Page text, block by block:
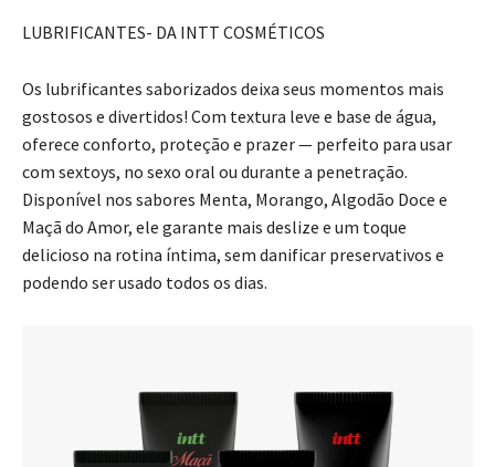
LUBRIFICANTES- DA INTT COSMÉTICOS
Os lubrificantes saborizados deixa seus momentos mais
gostosos e divertidos! Com textura leve e base de água,
oferece conforto, proteção e prazer — perfeito para usar
com sextoys, no sexo oral ou durante a penetração.
Disponível nos sabores Menta, Morango, Algodão Doce e
Maçã do Amor, ele garante mais deslize e um toque
delicioso na rotina íntima, sem danificar preservativos e
podendo ser usado todos os dias.